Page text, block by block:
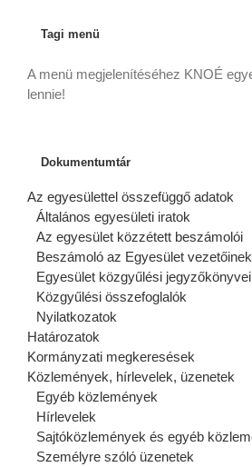
Tagi menü
A menü megjelenítéséhez KNOÉ
lennie!
Dokumentumtár
Az egyesülettel összefüggő adatok
Általános egyesületi iratok
Az egyesület közzétett beszámolói
Beszámoló az Egyesület
Egyesület közgyűlési jegyzőkönyvei
Közgyűlési összefoglalók
Nyilatkozatok
Határozatok
Kormányzati megkeresések
Közlemények, hírlevelek, üzenetek
Egyéb közlemények
Hírlevelek
Sajtóközlemények és egyéb
Személyre szóló üzenetek